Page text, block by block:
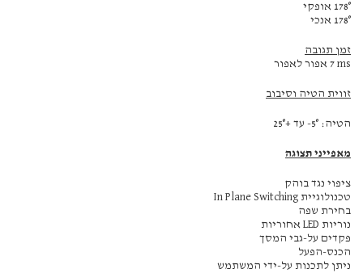
178° אופקי
178° אנכי
זמן תגובה
‎7 ms‏ אפור לאפור
זווית הטיה וסיבוב
הטיה: ‎-5°‎ עד +25°
מאפייני תצוגה
ציפוי נגד בוהק
טכנולוגיית In Plane Switching‏
בחירת שפה
נוריות LED אחוריות
פקדים על-גבי המסך
הכנס-הפעל
ניתן לתכנות על-ידי המשתמש